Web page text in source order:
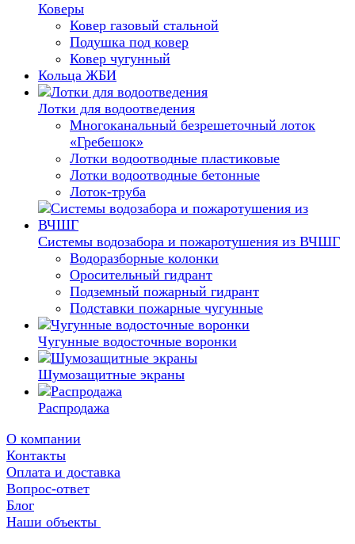
Коверы
Ковер газовый стальной
Подушка под ковер
Ковер чугунный
Кольца ЖБИ
Лотки для водоотведения
Многоканальный безрешеточный лоток
«Гребешок»
Лотки водоотводные пластиковые
Лотки водоотводные бетонные
Лоток-труба
Системы водозабора и пожаротушения из ВЧШГ
Водоразборные колонки
Оросительный гидрант
Подземный пожарный гидрант
Подставки пожарные чугунные
Чугунные водосточные воронки
Шумозащитные экраны
Распродажа
О компании
Контакты
Оплата и доставка
Вопрос-ответ
Блог
Наши объекты